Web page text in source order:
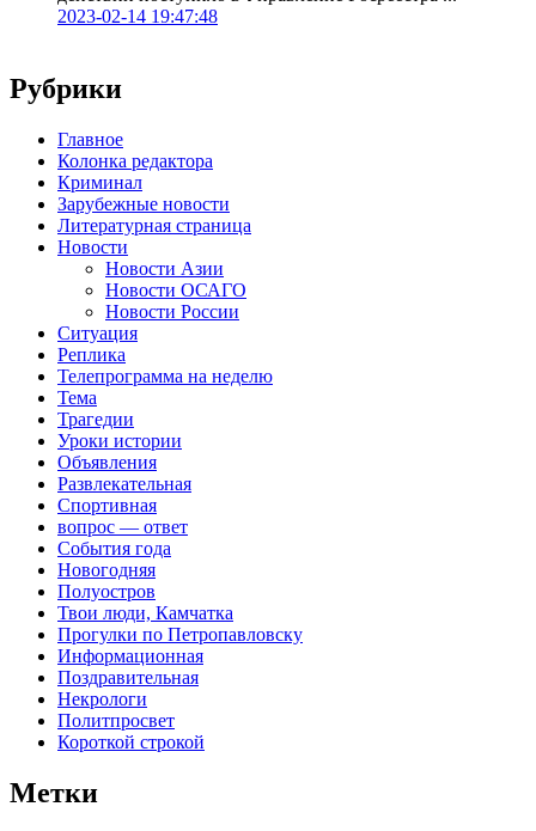
2023-02-14 19:47:48
Рубрики
Главное
Колонка редактора
Криминал
Зарубежные новости
Литературная страница
Новости
Новости Азии
Новости ОСАГО
Новости России
Ситуация
Реплика
Телепрограмма на неделю
Тема
Трагедии
Уроки истории
Объявления
Развлекательная
Спортивная
вопрос — ответ
События года
Новогодняя
Полуостров
Твои люди, Камчатка
Прогулки по Петропавловску
Информационная
Поздравительная
Некрологи
Политпросвет
Короткой строкой
Метки